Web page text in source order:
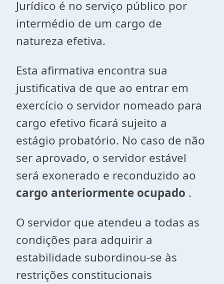
Jurídico é no serviço público por
intermédio de um cargo de
natureza efetiva.
Esta afirmativa encontra sua
justificativa de que ao entrar em
exercício o servidor nomeado para
cargo efetivo ficará sujeito a
estágio probatório. No caso de não
ser aprovado, o servidor estável
será exonerado e reconduzido ao
cargo anteriormente ocupado .
O servidor que atendeu a todas as
condições para adquirir a
estabilidade subordinou-se às
restrições constitucionais